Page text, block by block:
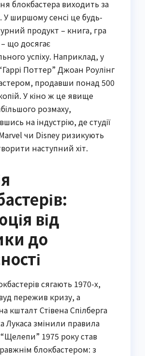
блокбастера виходить за
У ширшому сенсі це будь-
продукт – книга, гра
що досягає
успіху. Наприклад, у
Поттер” Джоан Роулінг
продавши понад 500
У кіно ж це явище
розмаху,
на індустрію, де студії
чи Disney ризикують
наступний хіт.
від
до
сягають 1970-х,
пережив кризу, а
кшталт Стівена Спілберга
Лукаса змінили правила
1975 року став
блокбастером: з